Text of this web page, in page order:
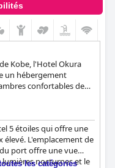
Kobe, l'Hotel Okura
un hébergement
confortables de
remise en forme ou
tout ce que Kobe a à
5 étoiles qui offre une
élevé. L'emplacement de
port offre une vue
lumières nocturnes et le
les catégories